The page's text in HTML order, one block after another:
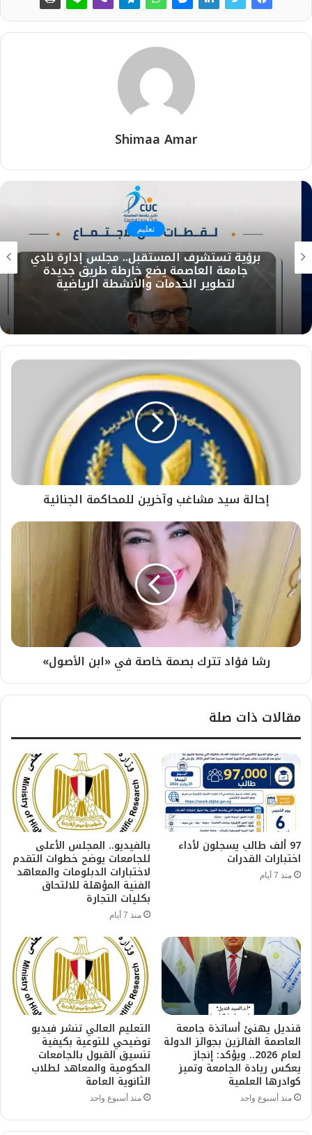
Shimaa Amar
تعليم
برؤية تستشرف المستقبل.. مجلس إدارة نادي
جامعة العاصمة يضع خارطة طريق جديدة
لتطوير الخدمات والأنشطة الرياضية
إحالة سيد مشاغب وآخرين للمحاكمة الجنائية
رشا فؤاد تترك بصمة خاصة في «ابن الأصول»
مقالات ذات صلة
97 ألف طالب يسجلون لأداء
اختبارات القدرات
منذ 7 أيام
بالفيديو.. المجلس الأعلى
للجامعات يوضح خطوات التقدم
لاختبارات الدبلومات والمعاهد
الفنية المؤهلة للالتحاق
بكليات التجارة
منذ 7 أيام
قنديل يهنئ أساتذة جامعة
العاصمة الفائزين بجوائز الدولة
لعام 2026.. ويؤكد: إنجاز
يعكس ريادة الجامعة وتميز
كوادرها العلمية
منذ أسبوع واحد
التعليم العالي تنشر فيديو
توضيحي للتوعية بكيفية
تنسيق القبول بالجامعات
الحكومية والمعاهد لطلاب
الثانوية العامة
منذ أسبوع واحد